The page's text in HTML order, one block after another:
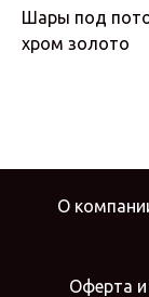
Шары под
хром золото
О
Оферта